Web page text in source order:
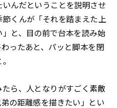
んだということを説明させ
くんが「それを踏まえた上
と、目の前で台本を読み始
ったあと、パッと脚本を閉
ら、人となりがすごく素敵
の距離感を描きたい」とい